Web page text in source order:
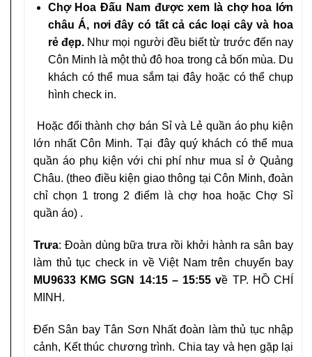
Chợ Hoa Đấu Nam được xem là chợ hoa lớn
châu Á, nơi đây có tất cả các loại cây và hoa
rẻ đẹp. Như mọi người đều biết từ trước đến nay
Côn Minh là một thủ đô hoa trong cả bốn mùa. Du
khách có thể mua sắm tại đây hoặc có thể chụp
hình check in.
Hoặc đổi thành chợ bán Sỉ và Lẻ quần áo phụ kiện
lớn nhất Côn Minh. Tại đây quý khách có thể mua
quần áo phụ kiện với chi phí như mua sỉ ở Quảng
Châu. (theo điều kiện giao thông tại Côn Minh, đoàn
chỉ chọn 1 trong 2 điểm là chợ hoa hoặc Chợ Sỉ
quần áo) .
Trưa: Đoàn dùng bữa trưa rồi khởi hành ra sân bay
làm thủ tục check in về Việt Nam trên chuyến bay
MU9633 KMG SGN 14:15 – 15:55 về TP. HỒ CHÍ
MINH.
Đến Sân bay Tân Sơn Nhất đoàn làm thủ tục nhập
cảnh, Kết thúc chương trình. Chia tay và hẹn gặp lại